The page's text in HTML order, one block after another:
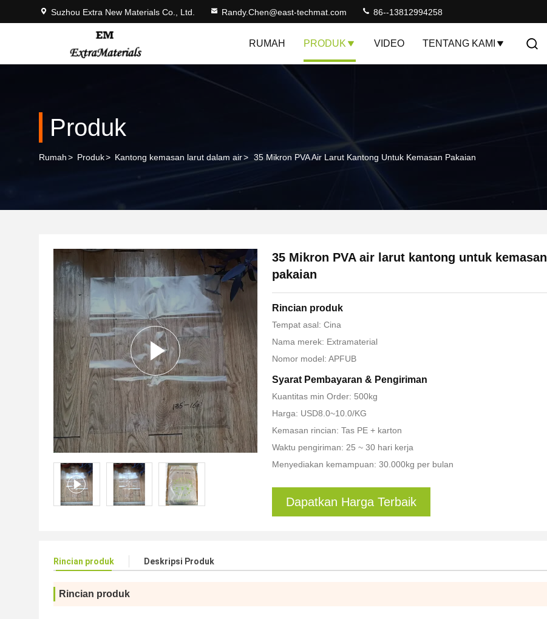
Suzhou Extra New Materials Co., Ltd. Randy.Chen@east-techmat.com 86--13812994258
RUMAH PRODUK VIDEO TENTANG KAMI
Produk
Rumah> Produk> Kantong kemasan larut dalam air> 35 Mikron PVA Air Larut Kantong Untuk Kemasan Pakaian
35 Mikron PVA air larut kantong untuk kemasan
pakaian
Rincian produk
Tempat asal: Cina
Nama merek: Extramaterial
Nomor model: APFUB
Syarat Pembayaran & Pengiriman
Kuantitas min Order: 500kg
Harga: USD8.0~10.0/KG
Kemasan rincian: Tas PE + karton
Waktu pengiriman: 25 ~ 30 hari kerja
Menyediakan kemampuan: 30.000kg per bulan
Dapatkan Harga Terbaik
Rincian produk Deskripsi Produk
Rincian produk